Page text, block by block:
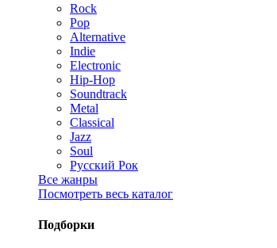
Rock
Pop
Alternative
Indie
Electronic
Hip-Hop
Soundtrack
Metal
Classical
Jazz
Soul
Русский Рок
Все жанры
Посмотреть весь каталог
Подборки